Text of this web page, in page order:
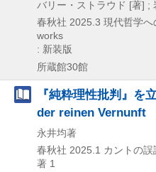
バリー・ストラウド [著] ;
春秋社 2025.3 現代哲学
works
: 新装版
所蔵館30館
『純粋理性批判』
der reinen Vernunft
永井均著
春秋社 2025.1 カントの
著 1